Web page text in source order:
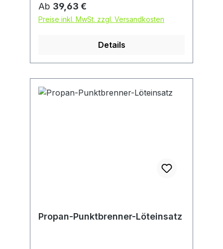
Regulärer Preis:
Ab 39,63 €
Preise inkl. MwSt. zzgl. Versandkosten
Details
Propan-Punktbrenner-Löteinsatz